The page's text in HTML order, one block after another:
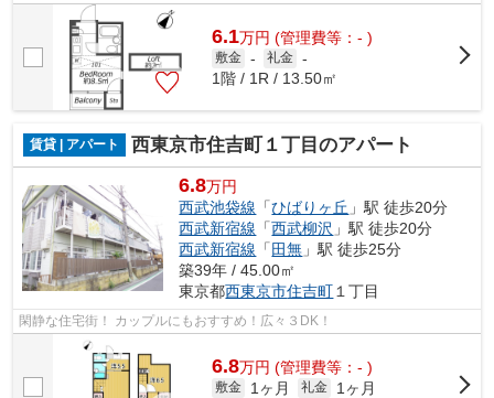
ユニホー大泉学園店にお任せ下さい！当...
6.1万円 (管理費等：- )
敷金 - 礼金 -
1階 / 1R / 13.50㎡
賃貸 | アパート 西東京市住吉町１丁目のアパート
6.8万円
西武池袋線 「ひばりヶ丘 」駅 徒歩20分
西武新宿線 「西武柳沢 」駅 徒歩20分
西武新宿線 「 田無 」駅 徒歩25分
築39年 / 45.00㎡
東京都西東京市住吉町１丁目
閑静な住宅街！ カップルにもおすすめ！広々３DK！
6.8万円 (管理費等：- )
敷金 1ヶ月 礼金
1ヶ月